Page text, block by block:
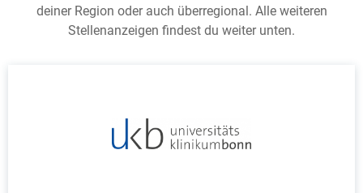
deiner Region oder auch überregional. Alle weiteren
Stellenanzeigen findest du weiter unten.